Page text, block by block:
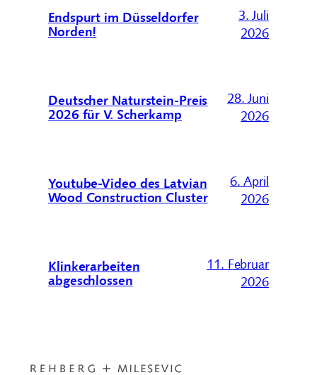
Endspurt im Düsseldorfer
Norden!
3. Juli
2026
Deutscher Naturstein-Preis
2026 für V. Scherkamp
28. Juni
2026
Youtube-Video des Latvian
Wood Construction Cluster
6. April
2026
Klinkerarbeiten
abgeschlossen
11. Februar
2026